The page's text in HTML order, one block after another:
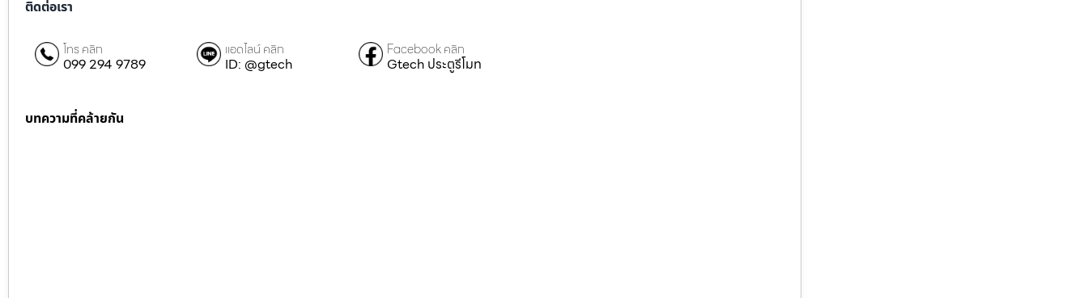
ติดต่อเรา
โทร คลิก
099 294 9789
แอดไลน์ คลิก
ID: @gtech
Facebook คลิก
Gtech ประตูรีโมท
บทความที่คล้ายกัน